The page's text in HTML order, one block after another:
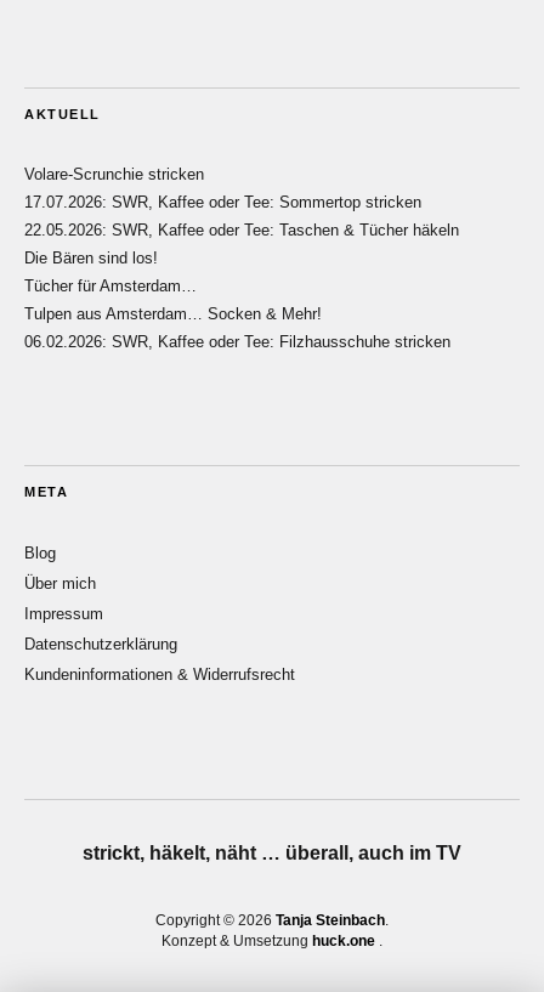
AKTUELL
Volare-Scrunchie stricken
17.07.2026: SWR, Kaffee oder Tee: Sommertop stricken
22.05.2026: SWR, Kaffee oder Tee: Taschen & Tücher häkeln
Die Bären sind los!
Tücher für Amsterdam…
Tulpen aus Amsterdam… Socken & Mehr!
06.02.2026: SWR, Kaffee oder Tee: Filzhausschuhe stricken
META
Blog
Über mich
Impressum
Datenschutzerklärung
Kundeninformationen & Widerrufsrecht
strickt, häkelt, näht … überall, auch im TV
Copyright © 2026 Tanja Steinbach
Konzept & Umsetzung huck.one